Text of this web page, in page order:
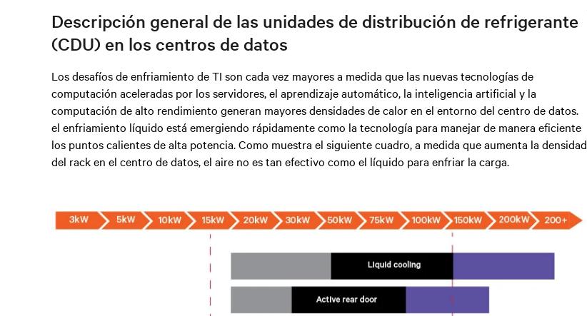
Descripción general de las unidades de distribución de refrigerante
(CDU) en los centros de datos
Los desafíos de enfriamiento de TI son cada vez mayores a medida que las nuevas tecnologías de
computación aceleradas por los servidores, el aprendizaje automático, la inteligencia artificial y la
computación de alto rendimiento generan mayores densidades de calor en el entorno del centro de datos.
el enfriamiento líquido está emergiendo rápidamente como la tecnología para manejar de manera eficiente
los puntos calientes de alta potencia. Como muestra el siguiente cuadro, a medida que aumenta la densidad
del rack en el centro de datos, el aire no es tan efectivo como el líquido para enfriar la carga.